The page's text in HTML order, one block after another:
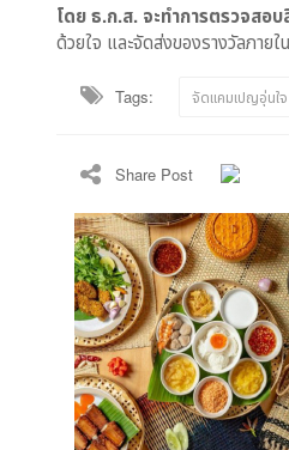
โดย ธ.ก.ส. จะทำการตรวจสอ
ด้วยใจ และจัดส่งของรางวัลภา
Tags: จัดแคมเปญอุ่นใ
Share Post